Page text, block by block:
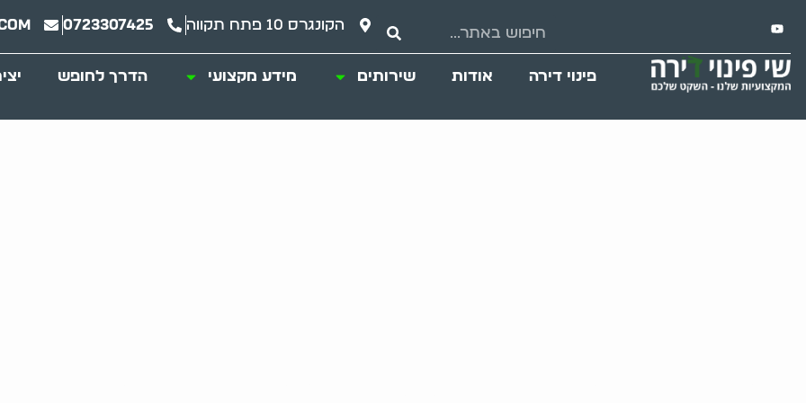
הקונגרס 10 פתח תקווה 0723307425
פינוי דירה אודות שירותים מידע מקצועי הדרך לחופש